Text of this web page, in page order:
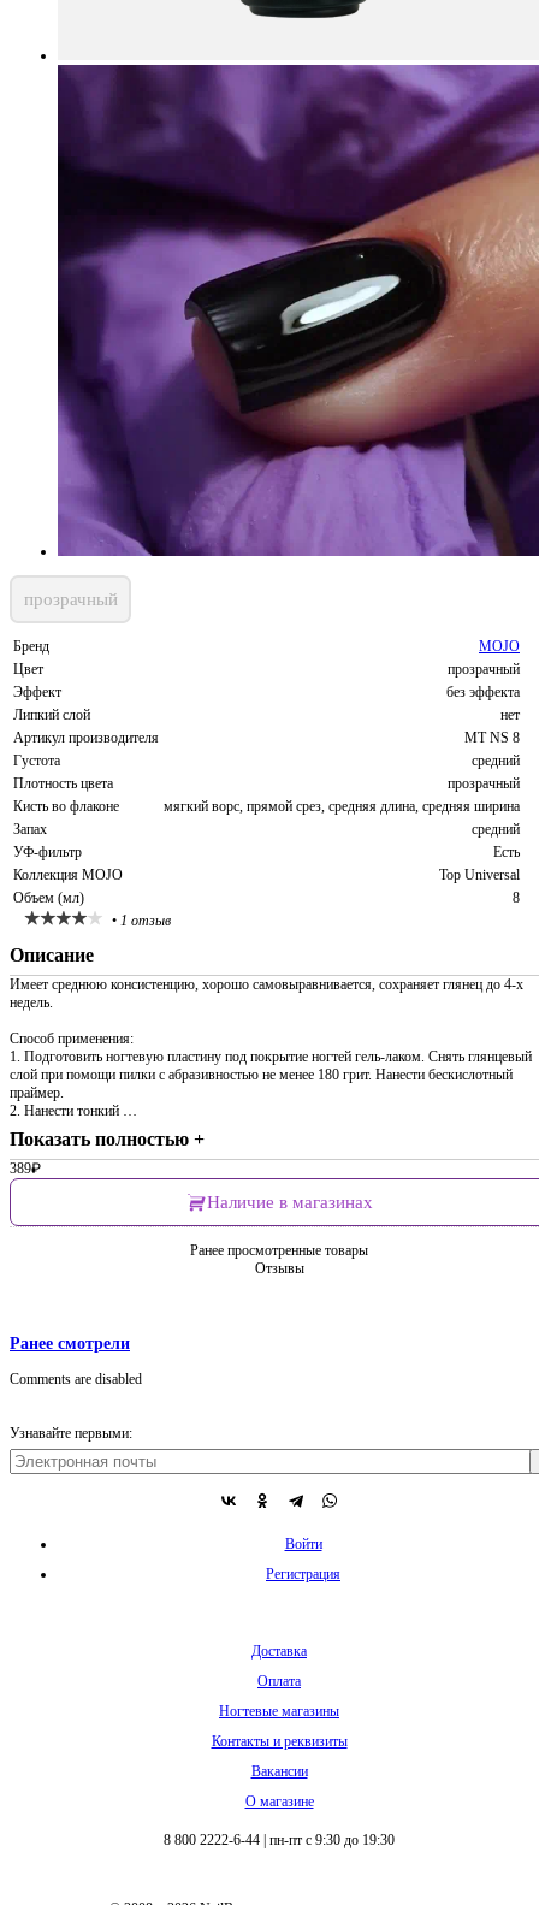
прозрачный
Бренд
MOJO
Цвет
прозрачный
Эффект
без эффекта
Липкий слой
нет
Артикул производителя
MT NS 8
Густота
средний
Плотность цвета
прозрачный
Кисть во флаконе
мягкий ворс, прямой срез, средняя длина, средняя ширина
Запах
средний
УФ-фильтр
Есть
Коллекция MOJO
Top Universal
Объем (мл)
8
• 1 отзыв
Описание
Имеет среднюю консистенцию, хорошо самовыравнивается, сохраняет глянец до 4-х
недель.
Способ применения:
1. Подготовить ногтевую пластину под покрытие ногтей гель-лаком. Снять глянцевый
слой при помощи пилки с абразивностью не менее 180 грит. Нанести бескислотный
праймер.
2. Нанести тонкий …
Показать полностью +
389₽
Наличие в магазинах
Ранее просмотренные товары
Отзывы
Ранее смотрели
Comments are disabled
Узнавайте первыми:
Войти
Регистрация
Доставка
Оплата
Ногтевые магазины
Контакты и реквизиты
Вакансии
О магазине
8 800 2222-6-44 пн-пт с 9:30 до 19:30